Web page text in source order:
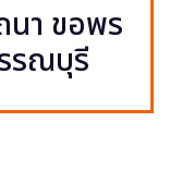
นา ขอพร
รณบุรี